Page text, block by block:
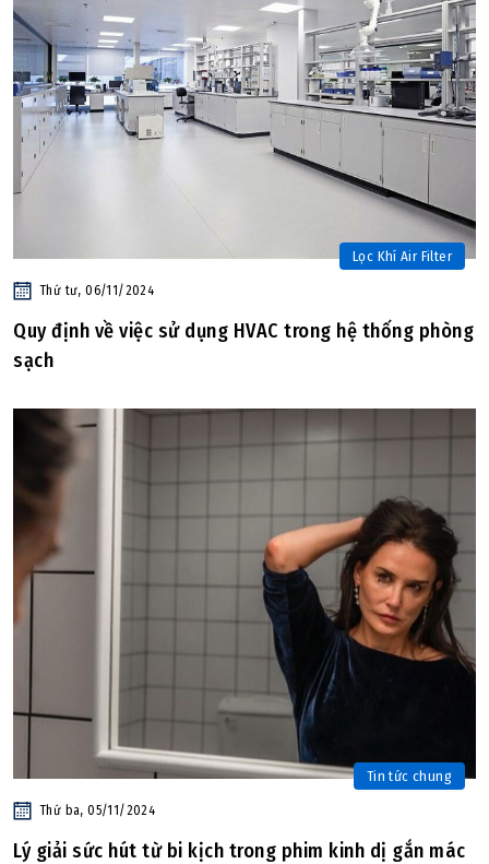
Lọc Khí Air Filter
Thứ tư, 06/11/2024
Quy định về việc sử dụng HVAC trong hệ thống phòng
sạch
Tin tức chung
Thứ ba, 05/11/2024
Lý giải sức hút từ bi kịch trong phim kinh dị gắn mác